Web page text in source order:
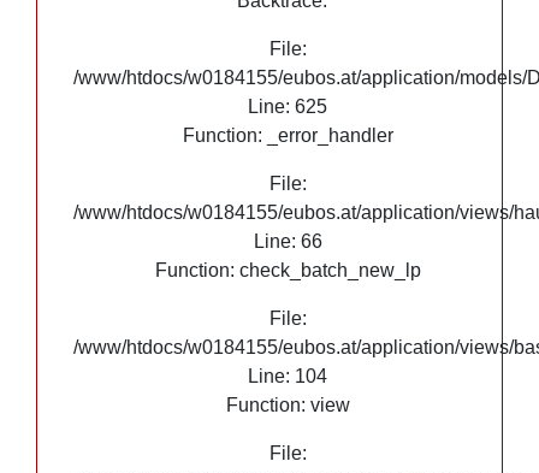
File:
/www/htdocs/w0184155/eubos.at/application/models/
Line: 625
Function: _error_handler
File:
/www/htdocs/w0184155/eubos.at/application/views/
Line: 66
Function: check_batch_new_lp
File:
/www/htdocs/w0184155/eubos.at/application/views/
Line: 104
Function: view
File: